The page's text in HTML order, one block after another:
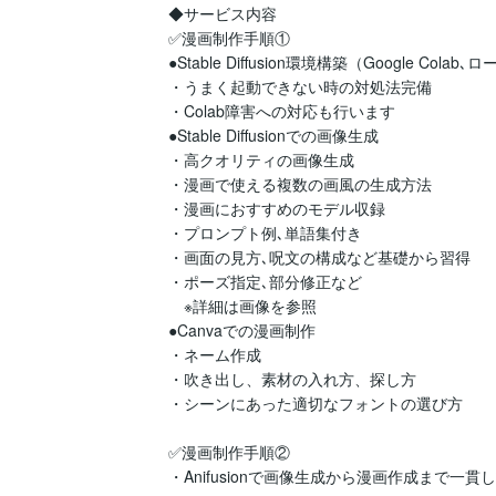
◆サービス内容
✅漫画制作手順①
●Stable Diffusion環境構築（Google Colab､ロー
・うまく起動できない時の対処法完備
・Colab障害への対応も行います
●Stable Diffusionでの画像生成
・高クオリティの画像生成
・漫画で使える複数の画風の生成方法
・漫画におすすめのモデル収録
・プロンプト例､単語集付き
・画面の見方､呪文の構成など基礎から習得
・ポーズ指定､部分修正など
※詳細は画像を参照
●Canvaでの漫画制作
・ネーム作成
・吹き出し、素材の入れ方、探し方
・シーンにあった適切なフォントの選び方
✅漫画制作手順②
・Anifusionで画像生成から漫画作成まで一貫